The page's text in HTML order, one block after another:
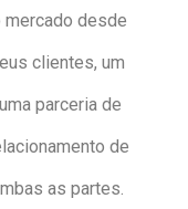
mercado desde
clientes, um
parceria de
de
as partes.